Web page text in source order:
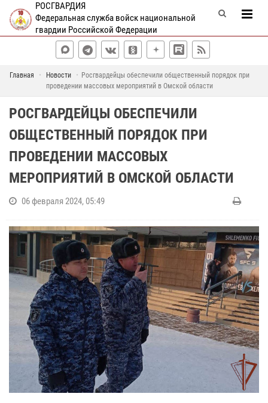
РОСГВАРДИЯ
Федеральная служба войск национальной
гвардии Российской Федерации
Главная Новости
Росгвардейцы обеспечили общественный порядок при
проведении массовых мероприятий в Омской области
РОСГВАРДЕЙЦЫ ОБЕСПЕЧИЛИ
ОБЩЕСТВЕННЫЙ ПОРЯДОК ПРИ
ПРОВЕДЕНИИ МАССОВЫХ
МЕРОПРИЯТИЙ В ОМСКОЙ ОБЛАСТИ
06 февраля 2024, 05:49